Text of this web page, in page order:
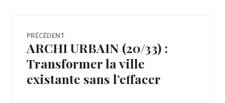
Navigation
de
l’article
PRÉCÉDENT
Article
précédent :
ARCHI URBAIN (20/33) :
Transformer la ville
existante sans l’effacer